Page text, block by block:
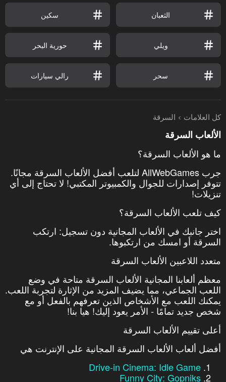
الثعبان سكين
ويلي حورية البحر
سحر رالي سيارات
كل العلامات السرقة
الألعاب السرقة
ما هو الألعاب السرقة؟
جرب AllWebGames لتلعب أفضل الألعاب السرقة مجانًا.
تتوفر إصدارات للجوال والكمبيوتر المكتبي! لا تحتاج إلى أي
تنزيلات!
كيف تلعب الألعاب السرقة؟
اختر جانبك في الألعاب المجانية دون تسجيل: ارتكب
السرقة أو امسك من ارتكبوها.
متعدد اللاعبين الألعاب السرقة
معظم ألعابنا المجانية الألعاب السرقة متاحة في وضع
اللعب الجماعي، مما يضيف المزيد من الإثارة لتجربة اللعب.
يمكنك اللعب مع الأشخاص الذين تعرفهم بالفعل أو مع
شخص جديد تمامًا - الأمر يعود إليك! هيا بنا!
أعلى تقييم الألعاب السرقة
أفضل ألعاب الألعاب السرقة المجانية على الإنترنت هي
Drive-in Cinema: Idle Game
Funny City: Gopniks